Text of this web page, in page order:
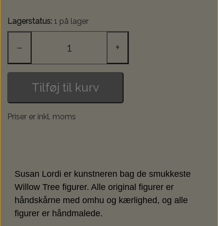
Lagerstatus: 1 på lager
− +
Tilføj til kurv
Priser er inkl. moms
Susan Lordi er kunstneren bag de smukkeste
Willow Tree figurer. Alle original figurer er
håndskårne med omhu og kærlighed, og alle
figurer er håndmalede.